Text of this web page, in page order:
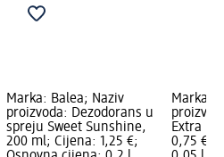
Marka: Balea; Naziv
proizvoda: Dezodorans u
spreju Sweet Sunshine,
200 ml; Cijena: 1,25 €;
Marka:
Extra
0,75 €;